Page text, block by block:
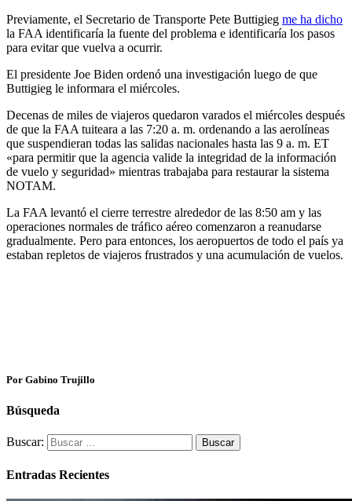
Previamente, el Secretario de Transporte Pete Buttigieg me ha dicho
la FAA identificaría la fuente del problema e identificaría los pasos
para evitar que vuelva a ocurrir.
El presidente Joe Biden ordenó una investigación luego de que
Buttigieg le informara el miércoles.
Decenas de miles de viajeros quedaron varados el miércoles después
de que la FAA tuiteara a las 7:20 a. m. ordenando a las aerolíneas
que suspendieran todas las salidas nacionales hasta las 9 a. m. ET
«para permitir que la agencia valide la integridad de la información
de vuelo y seguridad» mientras trabajaba para restaurar la sistema
NOTAM.
La FAA levantó el cierre terrestre alrededor de las 8:50 am y las
operaciones normales de tráfico aéreo comenzaron a reanudarse
gradualmente. Pero para entonces, los aeropuertos de todo el país ya
estaban repletos de viajeros frustrados y una acumulación de vuelos.
Por Gabino Trujillo
Búsqueda
Buscar:
Entradas Recientes